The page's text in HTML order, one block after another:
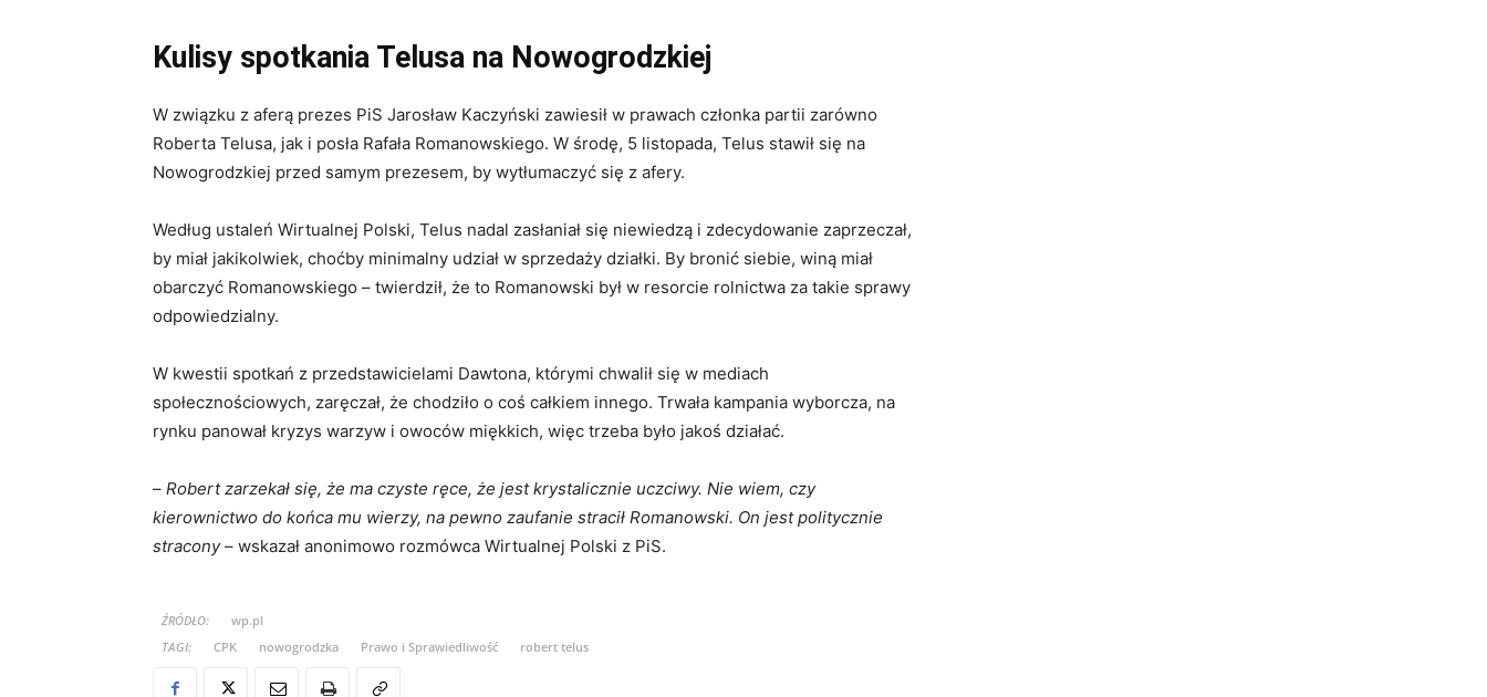
Kulisy spotkania Telusa na Nowogrodzkiej
W związku z aferą prezes PiS Jarosław Kaczyński zawiesił w prawach członka partii zarówno
Roberta Telusa, jak i posła Rafała Romanowskiego. W środę, 5 listopada, Telus stawił się na
Nowogrodzkiej przed samym prezesem, by wytłumaczyć się z afery.
Według ustaleń Wirtualnej Polski, Telus nadal zasłaniał się niewiedzą i zdecydowanie zaprzeczał,
by miał jakikolwiek, choćby minimalny udział w sprzedaży działki. By bronić siebie, winą miał
obarczyć Romanowskiego – twierdził, że to Romanowski był w resorcie rolnictwa za takie sprawy
odpowiedzialny.
W kwestii spotkań z przedstawicielami Dawtona, którymi chwalił się w mediach
społecznościowych, zaręczał, że chodziło o coś całkiem innego. Trwała kampania wyborcza, na
rynku panował kryzys warzyw i owoców miękkich, więc trzeba było jakoś działać.
– Robert zarzekał się, że ma czyste ręce, że jest krystalicznie uczciwy. Nie wiem, czy
kierownictwo do końca mu wierzy, na pewno zaufanie stracił Romanowski. On jest politycznie
stracony– wskazał anonimowo rozmówca Wirtualnej Polski z PiS.
ŹRÓDŁO:
wp.pl
TAGI:
CPK nowogrodzka Prawo i Sprawiedliwość robert telus